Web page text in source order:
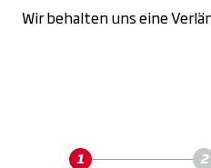
Wir behalten uns eine